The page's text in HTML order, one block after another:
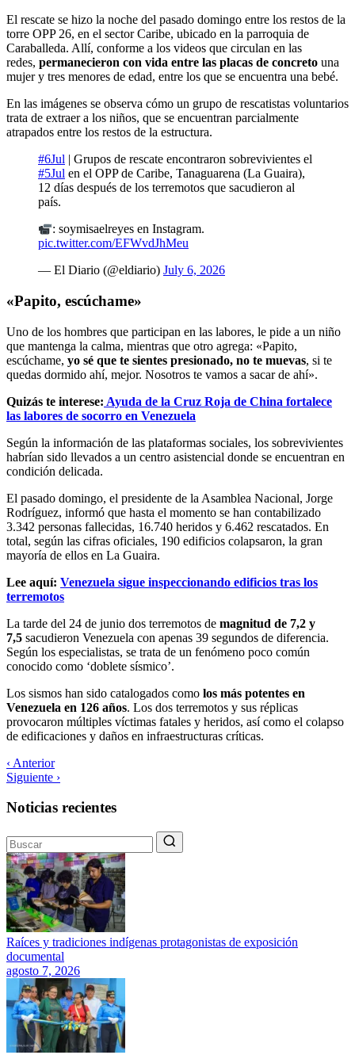
El rescate se hizo la noche del pasado domingo entre los restos de la
torre OPP 26, en el sector Caribe, ubicado en la parroquia de
Caraballeda. Allí, conforme a los videos que circulan en las
redes, permanecieron con vida entre las placas de concreto una
mujer y tres menores de edad, entre los que se encuentra una bebé.
En las imágenes se observa cómo un grupo de rescatistas voluntarios
trata de extraer a los niños, que se encuentran parcialmente
atrapados entre los restos de la estructura.
#6Jul | Grupos de rescate encontraron sobrevivientes el
#5Jul en el OPP de Caribe, Tanaguarena (La Guaira),
12 días después de los terremotos que sacudieron al
país.
: soymisaelreyes en Instagram.
pic.twitter.com/EFWvdJhMeu
— El Diario (@eldiario) July 6, 2026
«Papito, escúchame»
Uno de los hombres que participan en las labores, le pide a un niño
que mantenga la calma, mientras que otro agrega: «Papito,
escúchame, yo sé que te sientes presionado, no te muevas, si te
quedas dormido ahí, mejor. Nosotros te vamos a sacar de ahí».
Quizás te interese: Ayuda de la Cruz Roja de China fortalece
las labores de socorro en Venezuela
Según la información de las plataformas sociales, los sobrevivientes
habrían sido llevados a un centro asistencial donde se encuentran en
condición delicada.
El pasado domingo, el presidente de la Asamblea Nacional, Jorge
Rodríguez, informó que hasta el momento se han contabilizado
3.342 personas fallecidas, 16.740 heridos y 6.462 rescatados. En
total, según las cifras oficiales, 190 edificios colapsaron, la gran
mayoría de ellos en La Guaira.
Lee aquí: Venezuela sigue inspeccionando edificios tras los
terremotos
La tarde del 24 de junio dos terremotos de magnitud de 7,2 y
7,5 sacudieron Venezuela con apenas 39 segundos de diferencia.
Según los especialistas, se trata de un fenómeno poco común
conocido como ‘doblete sísmico’.
Los sismos han sido catalogados como los más potentes en
Venezuela en 126 años. Los dos terremotos y sus réplicas
provocaron múltiples víctimas fatales y heridos, así como el colapso
de edificaciones y daños en infraestructuras críticas.
‹ Anterior
Siguiente ›
Noticias recientes
Raíces y tradiciones indígenas protagonistas de exposición
documental
agosto 7, 2026